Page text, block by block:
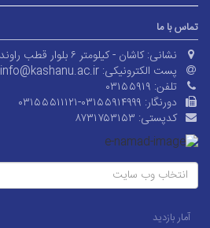
تماس با ما
نشانی: کاشان - کیلومتر ۶ بلوار قطب راوندی
پست الکترونیکی: info@kashanu.ac.ir
تلفن: ۰۳۱۵۵۹۱۹
دورنگار: ۰۳۱۵۵۵۱۱۱۲۱-۰۳۱۵۵۹۱۴۹۹۹
کدپستی: ۸۷۳۱۷۵۳۱۵۳
انتخاب وب سایت
آمار بازدید